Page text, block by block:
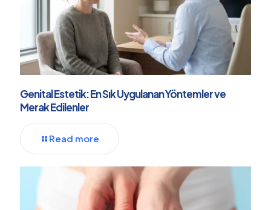
Genital Estetik: En Sık Uygulanan Yöntemler ve
Merak Edilenler
Read more